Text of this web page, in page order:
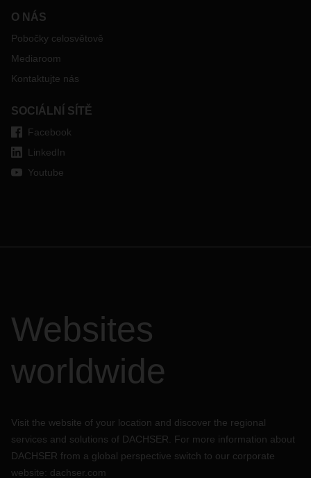
O NÁS
Pobočky celosvětově
Mediaroom
Kontaktujte nás
SOCIÁLNÍ SÍTĚ
Facebook
LinkedIn
Youtube
Websites
worldwide
Visit the website of your location and discover the regional
services and solutions of DACHSER. For more information about
DACHSER from a global perspective switch to our corporate
website: dachser.com